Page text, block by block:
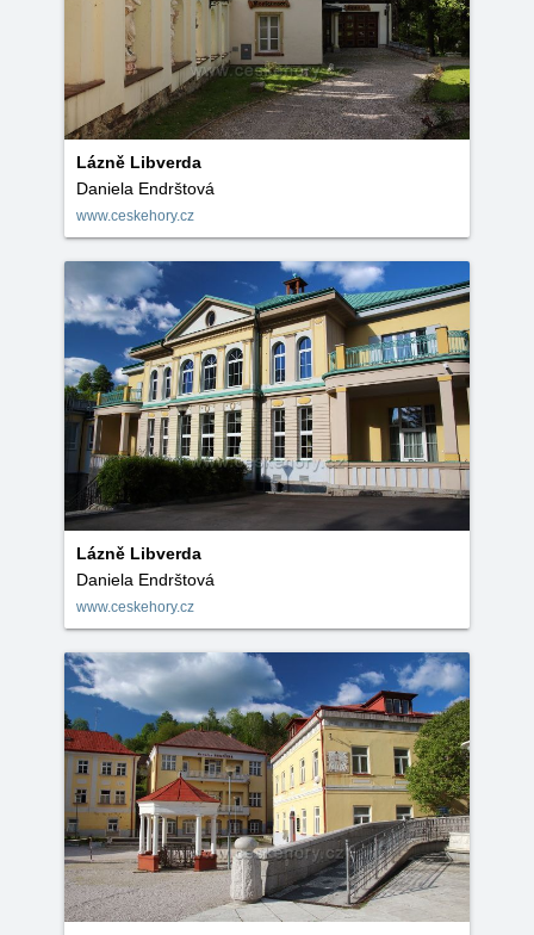
Lázně Libverda
Daniela Endrštová
www.ceskehory.cz
Lázně Libverda
Daniela Endrštová
www.ceskehory.cz